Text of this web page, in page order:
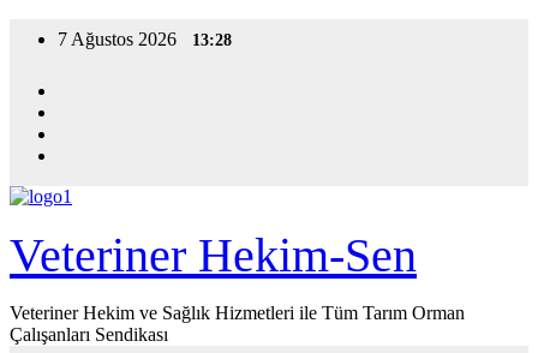
7 Ağustos 2026 13:28
Veteriner Hekim-Sen
Veteriner Hekim ve Sağlık Hizmetleri ile Tüm Tarım Orman
Çalışanları Sendikası